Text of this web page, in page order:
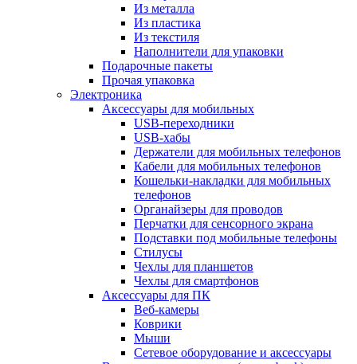
Из металла
Из пластика
Из текстиля
Наполнители для упаковки
Подарочные пакеты
Прочая упаковка
Электроника
Аксессуары для мобильных
USB-переходники
USB-хабы
Держатели для мобильных телефонов
Кабели для мобильных телефонов
Кошельки-накладки для мобильных
телефонов
Органайзеры для проводов
Перчатки для сенсорного экрана
Подставки под мобильные телефоны
Стилусы
Чехлы для планшетов
Чехлы для смартфонов
Аксессуары для ПК
Веб-камеры
Коврики
Мыши
Сетевое оборудование и аксессуары